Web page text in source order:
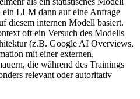
ein LLM dann auf eine Anfrage
diesem internen Modell basiert.
oft ein Versuch des Modells
(z.B. Google AI Overviews,
mit einer externen,
die während des Trainings
relevant oder autoritativ